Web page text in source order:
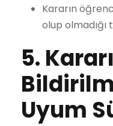
Kararın
olup olmadığı
5.
Uyum